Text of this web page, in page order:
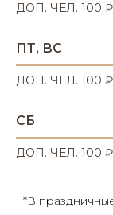
ДОП. ЧЕЛ. 100
ПТ, ВС
ДОП. ЧЕЛ. 100
СБ
ДОП. ЧЕЛ. 100
*В